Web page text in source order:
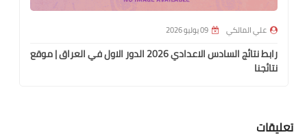
علي المالكي 09 يوليو 2026
رابط نتائج السادس الاعدادي 2026 الدور الاول في العراق | موقع
نتائجنا
تعليقات